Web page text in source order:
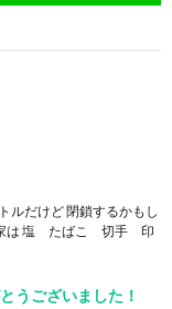
ルだけど 閉鎖するかもし
家は 塩 たばこ 切手 印
うございました！